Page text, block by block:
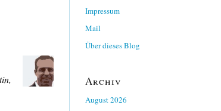
Impressum
Mail
Über dieses Blog
Archiv
August 2026